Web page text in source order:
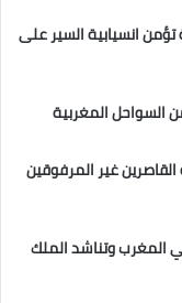
انسيابية السير على
السواحل المغربية
غير المرفوقين
المغرب وتناشد الملك